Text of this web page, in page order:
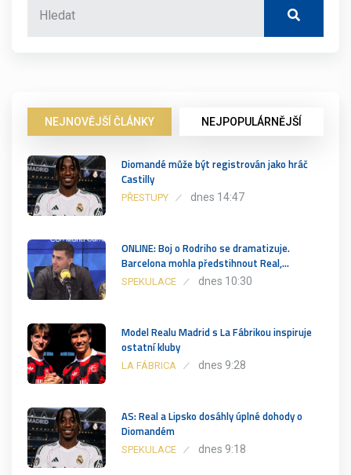
NEJNOVĚJŠÍ ČLÁNKY NEJPOPULÁRNĚJŠÍ
Diomandé může být registrován jako hráč
Castilly
PŘESTUPY dnes 14:47
ONLINE: Boj o Rodriho se dramatizuje.
Barcelona mohla předstihnout Real,…
SPEKULACE dnes 10:30
Model Realu Madrid s La Fábrikou inspiruje
ostatní kluby
LA FÁBRICA dnes 9:28
AS: Real a Lipsko dosáhly úplné dohody o
Diomandém
SPEKULACE dnes 9:18